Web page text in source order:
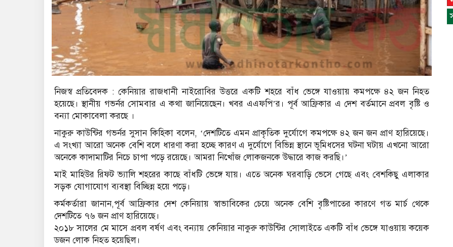
নিজস্ব প্রতিবেদক : কেনিয়ার রাজধানী নাইরোবির উত্তরে একটি শহরে বাঁধ ভেঙ্গে যাওয়ায় কমপক্ষে ৪২ জন নিহত
হয়েছে। স্থানীয় গভর্নর সোমবার এ কথা জানিয়েছেন। খবর এএফপি’র। পূর্ব আফ্রিকার এ দেশ বর্তমানে প্রবল বৃষ্টি ও
বন্যা মোকাবেলা করছে ।
নাকুরু কাউন্টির গভর্নর সুসান কিহিকা বলেন, ‘দেশটিতে এমন প্রাকৃতিক দুর্যোগে কমপক্ষে ৪২ জন জন প্রাণ হারিয়েছে।
এ সংখ্যা আরো অনেক বেশি বলে ধারণা করা হচ্ছে কারণ এ দুর্যোগে বিভিন্ন স্থানে ভূমিধসের ঘটনা ঘটায় এখনো আরো
অনেকে কাদামাটির নিচে চাপা পড়ে রয়েছে। আমরা নিখোঁজ লোকজনকে উদ্ধারে কাজ করছি।’
মাই মাহিউর রিফট ভ্যালি শহরের কাছে বাঁধটি ভেঙ্গে যায়। এতে অনেক ঘরবাড়ি ভেসে গেছে এবং বেশকিছু এলাকার
সড়ক যোগাযোগ ব্যবস্থা বিচ্ছিন্ন হয়ে পড়ে।
কর্মকর্তারা জানান,পূর্ব আফ্রিকার দেশ কেনিয়ায় স্বাভাবিকের চেয়ে অনেক বেশি বৃষ্টিপাতের কারণে গত মার্চ থেকে
দেশটিতে ৭৬ জন প্রাণ হারিয়েছে।
২০১৮ সালের মে মাসে প্রবল বর্ষণ এবং বন্যায় কেনিয়ার নাকুরু কাউন্টির সোলাইতে একটি বাঁধ ভেঙ্গে যাওয়ায় কয়েক
ডজন লোক নিহত হয়েছিল।